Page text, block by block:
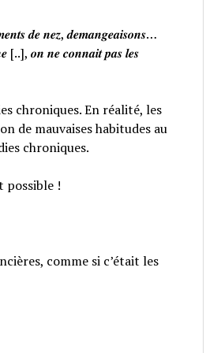
𝒅𝒆 𝒏𝒆𝒛, 𝒅𝒆𝒎𝒂𝒏𝒈𝒆𝒂𝒊𝒔𝒐𝒏𝒔…
[..], 𝒐𝒏 𝒏𝒆 𝒄𝒐𝒏𝒏𝒂𝒊𝒕 𝒑𝒂𝒔 𝒍𝒆𝒔
chroniques. En réalité, les
de mauvaises habitudes au
chroniques.
possible !
comme si c’était les